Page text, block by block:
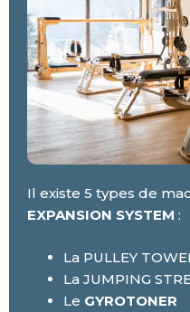
Il existe 5 types de
EXPANSION SYSTEM :
La PULLEY
La JUMPING
Le GYROTONER